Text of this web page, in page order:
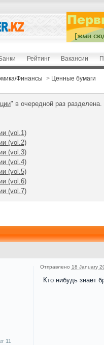
Рейтинг Вакансии
Финансы > Ценные бумаги
" в очередной раз разделена.
(vol.1)
(vol.2)
(vol.3)
(vol.4)
(vol.5)
(vol.6)
(vol.7)
11
Отправлено 18 January
Кто нибудь знает